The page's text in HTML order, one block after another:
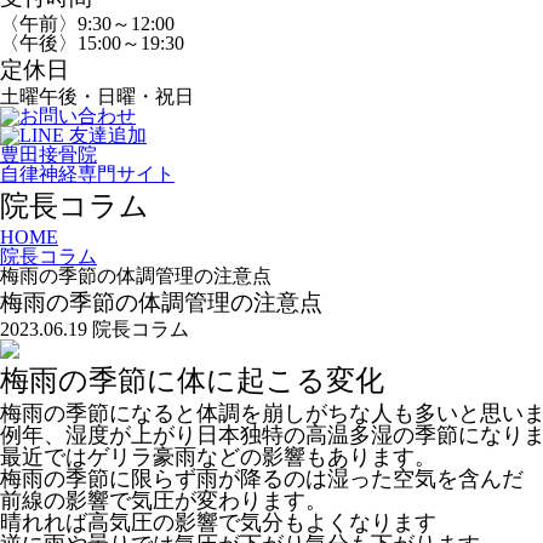
〈午前〉9:30～12:00
〈午後〉15:00～19:30
定休日
土曜午後・日曜・祝日
豊田接骨院
自律神経専門サイト
院長コラム
HOME
院長コラム
梅雨の季節の体調管理の注意点
梅雨の季節の体調管理の注意点
2023.06.19 院長コラム
梅雨の季節に体に起こる変化
梅雨の季節になると体調を崩しがちな人も多いと思い
例年、湿度が上がり日本独特の高温多湿の季節になり
最近ではゲリラ豪雨などの影響もあります。
梅雨の季節に限らず雨が降るのは湿った空気を含んだ
前線の影響で気圧が変わります。
晴れれば高気圧の影響で気分もよくなります